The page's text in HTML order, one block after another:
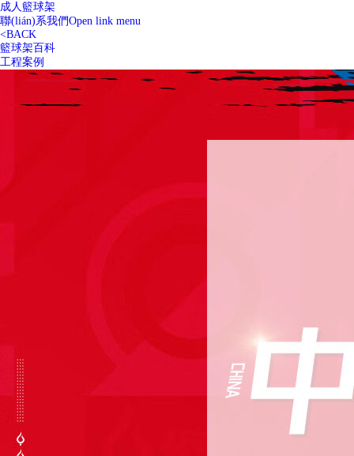
成人籃球架
聯(lián)系我們Open link menu
<BACK
籃球架百科
工程案例